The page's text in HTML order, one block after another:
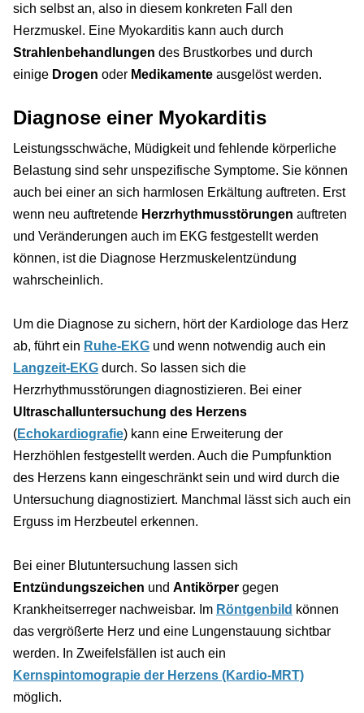
sich selbst an, also in diesem konkreten Fall den
Herzmuskel. Eine Myokarditis kann auch durch
Strahlenbehandlungen des Brustkorbes und durch
einige Drogen oder Medikamente ausgelöst werden.
Diagnose einer Myokarditis
Leistungsschwäche, Müdigkeit und fehlende körperliche
Belastung sind sehr unspezifische Symptome. Sie können
auch bei einer an sich harmlosen Erkältung auftreten. Erst
wenn neu auftretende Herzrhythmusstörungen auftreten
und Veränderungen auch im EKG festgestellt werden
können, ist die Diagnose Herzmuskelentzündung
wahrscheinlich.
Um die Diagnose zu sichern, hört der Kardiologe das Herz
ab, führt ein Ruhe-EKG und wenn notwendig auch ein
Langzeit-EKG durch. So lassen sich die
Herzrhythmusstörungen diagnostizieren. Bei einer
Ultraschalluntersuchung des Herzens
(Echokardiografie) kann eine Erweiterung der
Herzhöhlen festgestellt werden. Auch die Pumpfunktion
des Herzens kann eingeschränkt sein und wird durch die
Untersuchung diagnostiziert. Manchmal lässt sich auch ein
Erguss im Herzbeutel erkennen.
Bei einer Blutuntersuchung lassen sich
Entzündungszeichen und Antikörper gegen
Krankheitserreger nachweisbar. Im Röntgenbild können
das vergrößerte Herz und eine Lungenstauung sichtbar
werden. In Zweifelsfällen ist auch ein
Kernspintomograpie der Herzens (Kardio-MRT)
möglich.